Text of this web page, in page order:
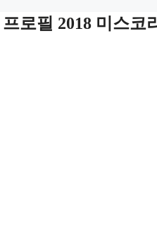
로필 2018 미스코